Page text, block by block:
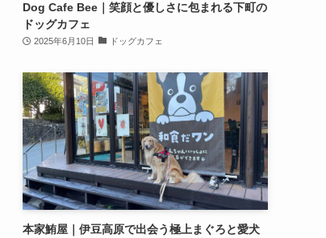
Dog Cafe Bee｜笑顔と優しさに包まれる下町の
ドッグカフェ
2025年6月10日 ドッグカフェ
本家鮪屋｜伊豆高原で出会う極上まぐろと愛犬